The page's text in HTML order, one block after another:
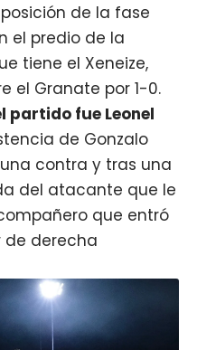
de la fase
el predio de la
tiene el Xeneize,
el Granate por 1-0.
partido fue Leonel
de Gonzalo
contra y tras una
del atacante que le
que entró
de derecha